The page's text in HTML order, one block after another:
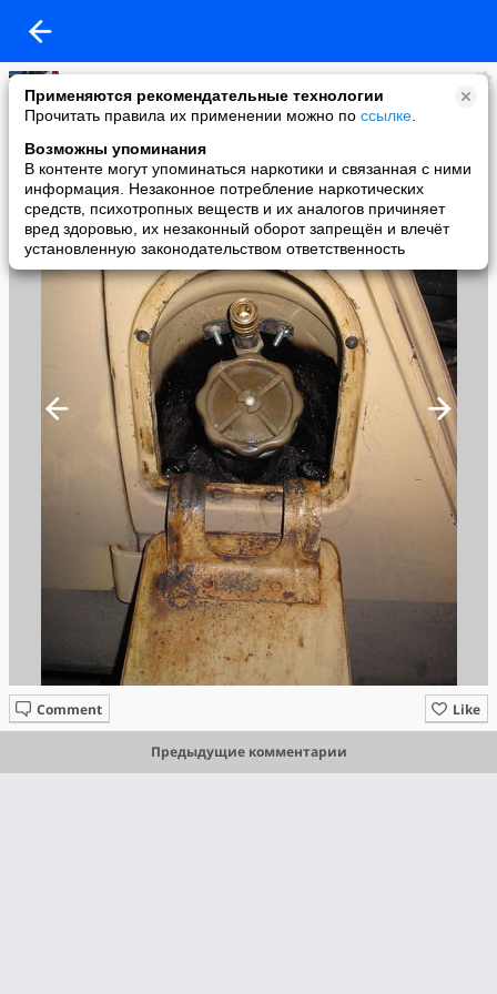
Применяются рекомендательные технологии
Прочитать правила их применении можно по ссылке
Возможны упоминания
В контенте могут упоминаться наркотики и связанная с ними
информация. Незаконное потребление наркотических
средств, психотропных веществ и их аналогов причиняет
вред здоровью, их незаконный оборот запрещён и влечёт
установленную законодательством ответственность
Бауманец
added a photo
20 Apr в 13:47
Like
Comment
Предыдущие комментарии